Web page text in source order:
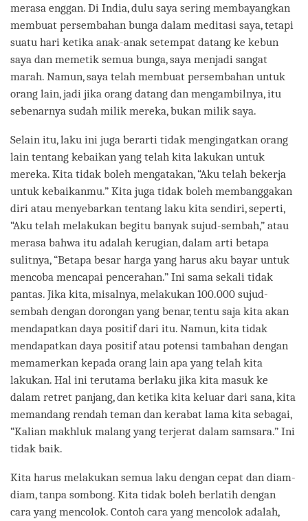
merasa enggan. Di India, dulu saya sering membayangkan
membuat persembahan bunga dalam meditasi saya, tetapi
suatu hari ketika anak-anak setempat datang ke kebun
saya dan memetik semua bunga, saya menjadi sangat
marah. Namun, saya telah membuat persembahan untuk
orang lain, jadi jika orang datang dan mengambilnya, itu
sebenarnya sudah milik mereka, bukan milik saya.
Selain itu, laku ini juga berarti tidak mengingatkan orang
lain tentang kebaikan yang telah kita lakukan untuk
mereka. Kita tidak boleh mengatakan, “Aku telah bekerja
untuk kebaikanmu.” Kita juga tidak boleh membanggakan
diri atau menyebarkan tentang laku kita sendiri, seperti,
“Aku telah melakukan begitu banyak sujud-sembah,” atau
merasa bahwa itu adalah kerugian, dalam arti betapa
sulitnya, “Betapa besar harga yang harus aku bayar untuk
mencoba mencapai pencerahan.” Ini sama sekali tidak
pantas. Jika kita, misalnya, melakukan 100.000 sujud-
sembah dengan dorongan yang benar, tentu saja kita akan
mendapatkan daya positif dari itu. Namun, kita tidak
mendapatkan daya positif atau potensi tambahan dengan
memamerkan kepada orang lain apa yang telah kita
lakukan. Hal ini terutama berlaku jika kita masuk ke
dalam retret panjang, dan ketika kita keluar dari sana, kita
memandang rendah teman dan kerabat lama kita sebagai,
“Kalian makhluk malang yang terjerat dalam samsara.” Ini
tidak baik.
Kita harus melakukan semua laku dengan cepat dan diam-
diam, tanpa sombong. Kita tidak boleh berlatih dengan
cara yang mencolok. Contoh cara yang mencolok adalah,